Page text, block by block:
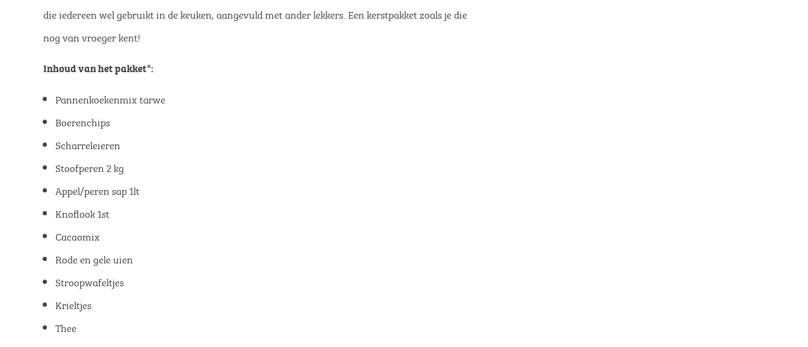
die iedereen wel gebruikt in de keuken, aangevuld met ander lekkers. Een kerstpakket zoals je die
nog van vroeger kent!
Inhoud van het pakket*:
Pannenkoekenmix tarwe
Boerenchips
Scharreleieren
Stoofperen 2 kg
Appel/peren sap 1lt
Knoflook 1st
Cacaomix
Rode en gele uien
Stroopwafeltjes
Krieltjes
Thee